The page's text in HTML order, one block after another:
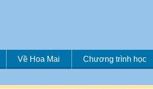
Về Hoa Mai Chương trình học